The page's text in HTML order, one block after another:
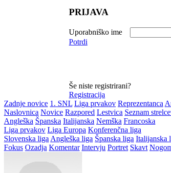
PRIJAVA
Uporabniško ime
Potrdi
Še niste registrirani?
Registracija
Zadnje novice 1. SNL Liga prvakov Reprezentanca
Naslovnica Novice Razpored Lestvica Seznam
Angleška Španska Italijanska Nemška Francoska
Liga prvakov Liga Europa Konferenčna liga
Slovenska liga Angleška liga Španska liga Italijanska
Fokus Ozadja Komentar Intervju Portret Skavt